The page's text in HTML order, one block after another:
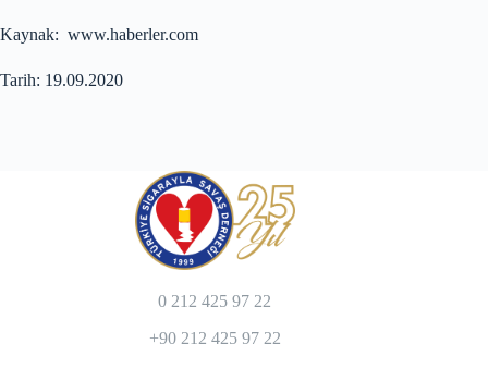
Kaynak: www.haberler.com
Tarih: 19.09.2020
0 212 425 97 22
+90 212 425 97 22